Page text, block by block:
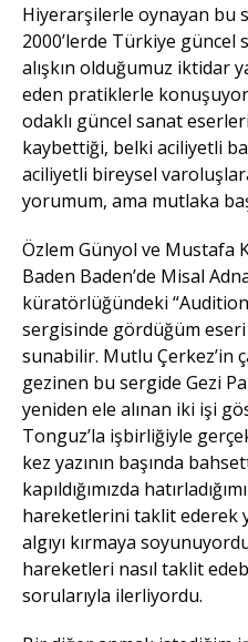
Hiyerarşilerle oynayan bu
2000’lerde Türkiye güncel
alışkın olduğumuz iktidar
eden pratiklerle
odaklı güncel sanat
kaybettiği, belki aciliyetli
aciliyetli bireysel
yorumum, ama mutlaka
Özlem Günyol ve Mustafa
Baden Baden’de Misal
küratörlüğündeki
sergisinde gördüğüm eseri
sunabilir. Mutlu Çerkez’in
gezinen bu sergide Gezi
yeniden ele alınan iki işi
Tonguz’la işbirliğiyle
kez yazının başında
kapıldığımızda
hareketlerini taklit ederek
algıyı kırmaya
hareketleri nasıl taklit
sorularıyla ilerliyordu.